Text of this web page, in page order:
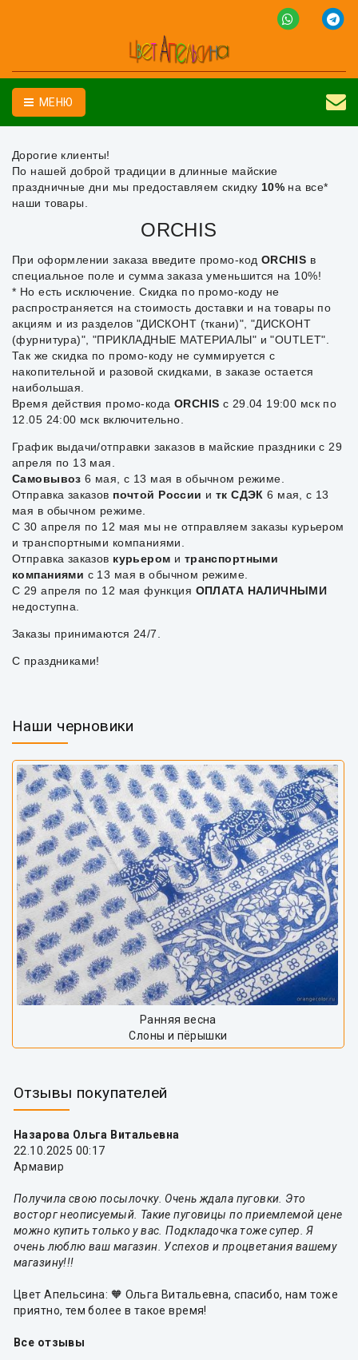
МЕНЮ
Дорогие клиенты!
По нашей доброй традиции в длинные майские
праздничные дни мы предоставляем скидку 10% на все*
наши товары.
ORCHIS
При оформлении заказа введите промо-код ORCHIS в
специальное поле и сумма заказа уменьшится на 10%!
* Но есть исключение. Скидка по промо-коду не
распространяется на стоимость доставки и на товары по
акциям и из разделов "ДИСКОНТ (ткани)", "ДИСКОНТ
(фурнитура)", "ПРИКЛАДНЫЕ МАТЕРИАЛЫ" и "OUTLET".
Так же скидка по промо-коду не суммируется с
накопительной и разовой скидками, в заказе остается
наибольшая.
Время действия промо-кода ORCHIS с 29.04 19:00 мск по
12.05 24:00 мск включительно.
График выдачи/отправки заказов в майские праздники с 29
апреля по 13 мая.
Самовывоз 6 мая, с 13 мая в обычном режиме.
Отправка заказов почтой России и тк СДЭК 6 мая, с 13
мая в обычном режиме.
С 30 апреля по 12 мая мы не отправляем заказы курьером
и транспортными компаниями.
Отправка заказов курьером и транспортными
компаниями с 13 мая в обычном режиме.
С 29 апреля по 12 мая функция ОПЛАТА НАЛИЧНЫМИ
недоступна.
Заказы принимаются 24/7.
С праздниками!
Наши черновики
Ранняя весна
Слоны и пёрышки
Отзывы покупателей
Назарова Ольга Витальевна
22.10.2025 00:17
Армавир
Получила свою посылочку. Очень ждала пуговки. Это
восторг неописуемый. Такие пуговицы по приемлемой цене
можно купить только у вас. Подкладочка тоже супер. Я
очень люблю ваш магазин. Успехов и процветания вашему
магазину!!!
Цвет Апельсина: 🧡 Ольга Витальевна, спасибо, нам тоже
приятно, тем более в такое время!
Все отзывы